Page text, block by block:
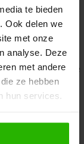
te bieden
Ook delen we
met onze
analyse. Deze
met andere
ze hebben
hun services.
en
occurred while
console for more